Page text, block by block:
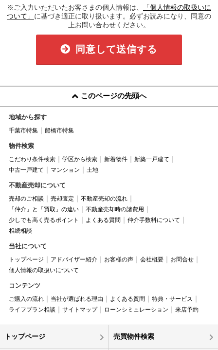
※ご入力いただいたお客さまの個人情報は、
「個人情報の取扱いに
ついて」 に基づき適正に取り扱います。必ずお読みになり、同意の
上お問い合わせください。
同意して送信する
このページの先頭へ
地域から探す
千葉市特集 船橋市特集
物件検索
こだわり条件検索 学区から検索 新着物件
新築一戸建て
中古一戸建て
マンション 土地
不動産売却について
売却のご相談 売却査定
不動産売却の流れ
「仲介」と「買取」の違い
不動産売却時の諸費用
少しでも高く売るポイント
よくある質問
仲介手数料について
相続相談
当社について
トップページ アドバイザー紹介 お客様の声 会社概要
お問合せ
個人情報の取扱いについて
コンテンツ
ご購入の流れ 当社が選ばれる理由 よくある質問
特典・サービス
ライフプラン相談
サイトマップ ローンシミュレーション 来店予約
トップページ 売買物件検索